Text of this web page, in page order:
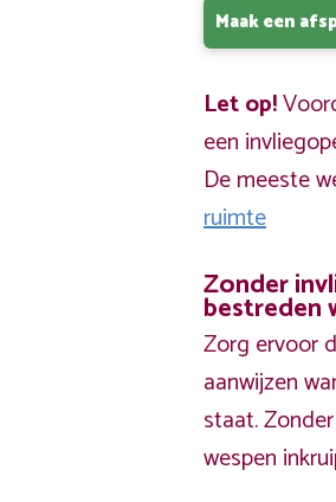
Maak een
Let op!
een
De meeste
ruimte
Zonder
bestreden
Zorg ervoor
aanwijzen
staat.
wespen